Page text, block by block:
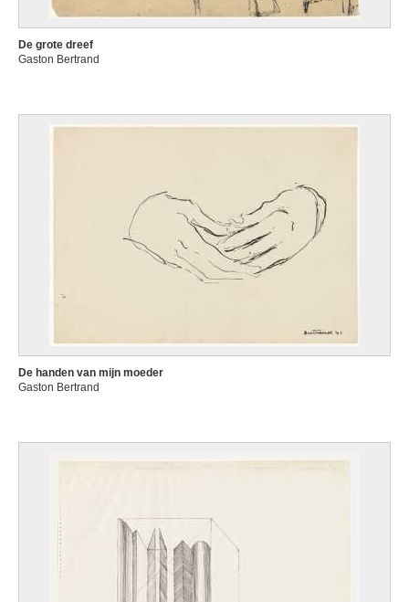
De grote dreef
Gaston Bertrand
De handen van mijn moeder
Gaston Bertrand